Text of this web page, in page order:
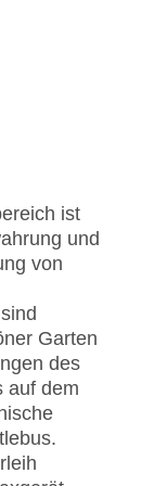
ist
und
von
Garten
des
auf dem